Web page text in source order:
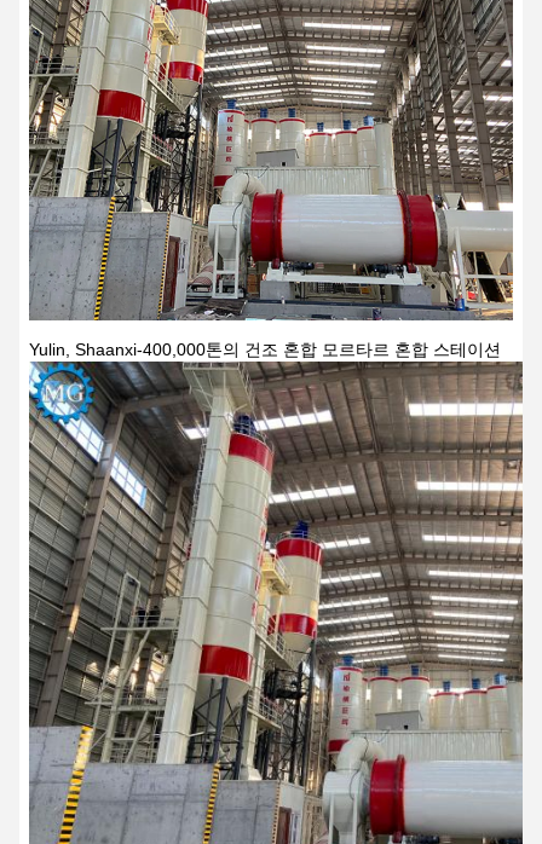
Yulin, Shaanxi-400,000톤의 건조 혼합 모르타르 혼합 스테이션